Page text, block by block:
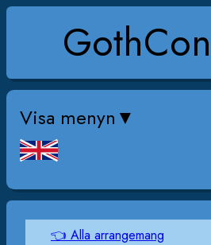
Visa menyn
👈 Alla arrangemang